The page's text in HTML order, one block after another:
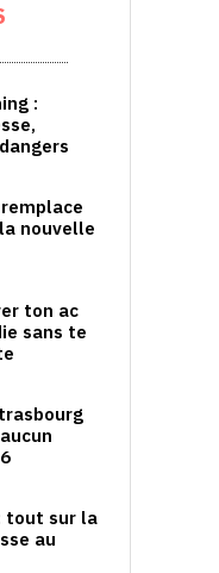
:
nouvelle
ton ac
sans te
tout sur la
au